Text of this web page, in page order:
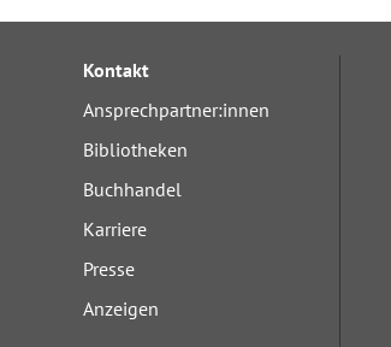
Kontakt
Ansprechpartner:innen
Bibliotheken
Buchhandel
Karriere
Presse
Anzeigen